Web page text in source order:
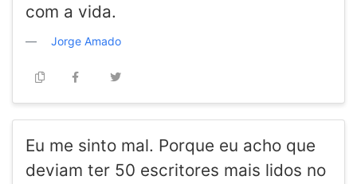
com a vida.
Jorge Amado
Eu me sinto mal. Porque eu acho que
deviam ter 50 escritores mais lidos no